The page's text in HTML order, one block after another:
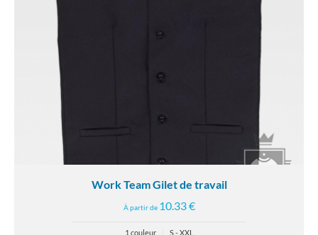
Work Team Gilet de travail
À partir de 10.33 €
1 couleur S - XXL